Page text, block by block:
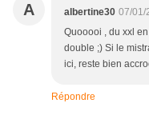
A albertine30 07/01/
Quooooi , du xxl
double ;) Si le
ici, reste bien
Répondre